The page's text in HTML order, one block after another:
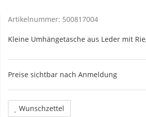
Artikelnummer: 500817004
Kleine Umhängetasche aus Leder mit
Preise sichtbar nach Anmeldung
Wunschzettel